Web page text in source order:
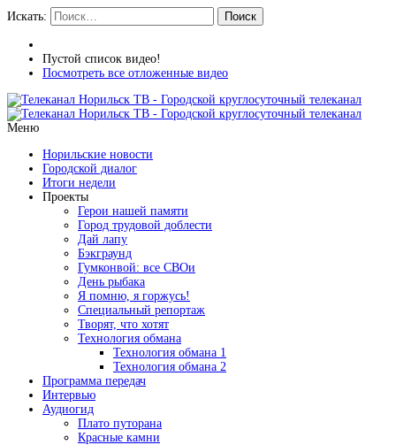
Искать: Поиск
Пустой список видео!
Посмотреть все отложенные видео
Меню
Норильские новости
Городской диалог
Итоги недели
Проекты
Герои нашей памяти
Город трудовой доблести
Дай лапу
Бэкграунд
Гумконвой: все СВОи
День рыбака
Я помню, я горжусь!
Специальный репортаж
Творят, что хотят
Технология обмана
Технология обмана 1
Технология обмана 2
Программа передач
Интервью
Аудиогид
Плато путорана
Красные камни